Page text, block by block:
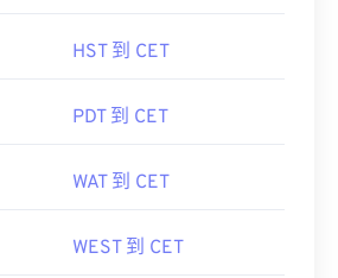
HST 到 CET
PDT 到 CET
WAT 到 CET
WEST 到 CET